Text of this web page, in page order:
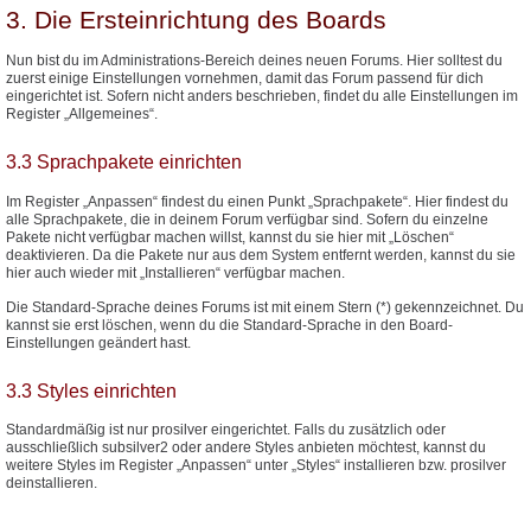
3. Die Ersteinrichtung des Boards
Nun bist du im Administrations-Bereich deines neuen Forums. Hier solltest du
zuerst einige Einstellungen vornehmen, damit das Forum passend für dich
eingerichtet ist. Sofern nicht anders beschrieben, findet du alle Einstellungen im
Register „Allgemeines“.
3.3 Sprachpakete einrichten
Im Register „Anpassen“ findest du einen Punkt „Sprachpakete“. Hier findest du
alle Sprachpakete, die in deinem Forum verfügbar sind. Sofern du einzelne
Pakete nicht verfügbar machen willst, kannst du sie hier mit „Löschen“
deaktivieren. Da die Pakete nur aus dem System entfernt werden, kannst du sie
hier auch wieder mit „Installieren“ verfügbar machen.
Die Standard-Sprache deines Forums ist mit einem Stern (*) gekennzeichnet. Du
kannst sie erst löschen, wenn du die Standard-Sprache in den Board-
Einstellungen geändert hast.
3.3 Styles einrichten
Standardmäßig ist nur prosilver eingerichtet. Falls du zusätzlich oder
ausschließlich subsilver2 oder andere Styles anbieten möchtest, kannst du
weitere Styles im Register „Anpassen“ unter „Styles“ installieren bzw. prosilver
deinstallieren.